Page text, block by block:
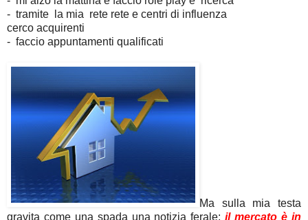
- tramite la mia rete rete e centri di influenza
cerco acquirenti
- faccio appuntamenti qualificati
Ma sulla mia testa
gravita come una spada una notizia ferale: il mercato è in